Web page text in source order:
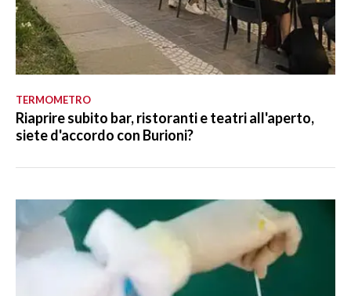
TERMOMETRO
Riaprire subito bar, ristoranti e teatri all'aperto,
siete d'accordo con Burioni?